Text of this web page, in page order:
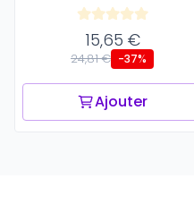
15,65 €
24,81 € -37%
Ajouter